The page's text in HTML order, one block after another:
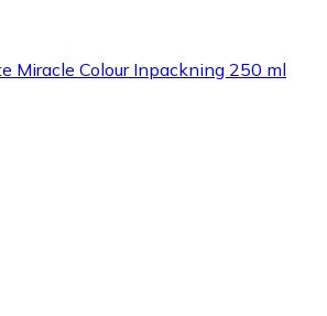
Miracle Colour Inpackning 250 ml